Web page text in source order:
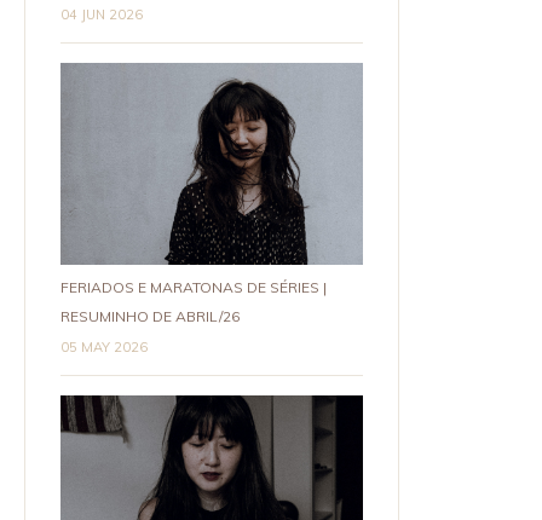
04 JUN 2026
FERIADOS E MARATONAS DE SÉRIES |
RESUMINHO DE ABRIL/26
05 MAY 2026